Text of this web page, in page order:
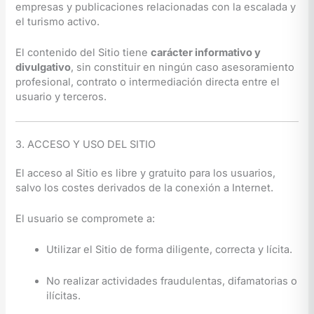
empresas y publicaciones relacionadas con la escalada y
el turismo activo.
El contenido del Sitio tienecarácter informativo y
divulgativo, sin constituir en ningún caso asesoramiento
profesional, contrato o intermediación directa entre el
usuario y terceros.
3. ACCESO Y USO DEL SITIO
El acceso al Sitio es libre y gratuito para los usuarios,
salvo los costes derivados de la conexión a Internet.
El usuario se compromete a:
Utilizar el Sitio de forma diligente, correcta y lícita.
No realizar actividades fraudulentas, difamatorias o
ilícitas.